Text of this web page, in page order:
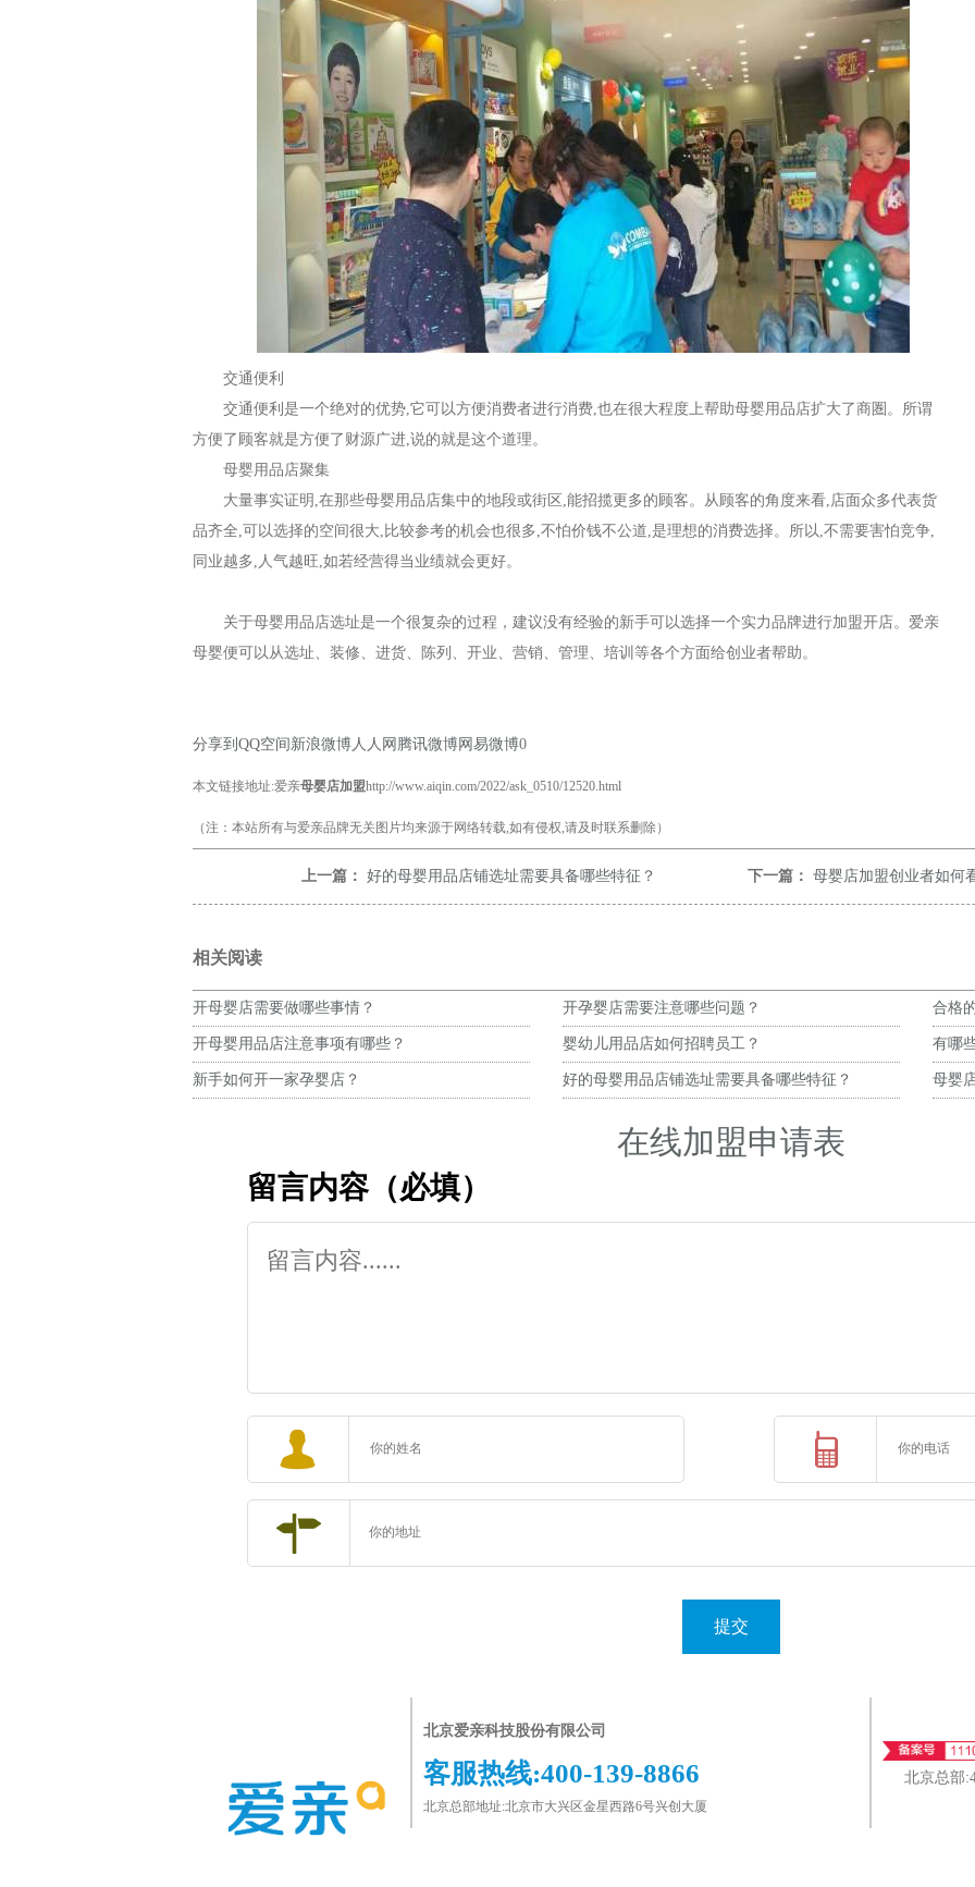
交通便利
交通便利是一个绝对的优势,它可以方便消费者进行消费,也在很大程度上帮助母婴用品店扩大了商圏。所谓
方便了顾客就是方便了财源广进,说的就是这个道理。
母婴用品店聚集
大量事实证明 ,在那些母婴用品店集中的地段或街区 ,能招揽更多的顾客。从顾客的角度来看,店面众多代表货
品齐全,可以选择的空间很大, 比较参考的机会也很多,不怕价钱不公道,是理想的消费选择。所以,不需要害怕竞争,
同业越多, 人气越旺,如若经营得当业绩就会更好。
关于母婴用品店选址是一个很复杂的过程，建议没有经验的新手可以选择一个实力品牌进行加盟开店。爱亲
母婴便可以从选址、装修、进货、陈列、开业、营销、管理、培训等各个方面给创业者帮助。
分享到 QQ空间 新浪微博人人网 腾讯微博网易微博0
本文链接地址:爱亲母婴店加盟http://www.aiqin.com/2022/ask_0510/12520.html
（注：本站所有与爱亲品牌无关图片均来源于网络转载,如有侵权,请及时联系删除）
上一篇： 好的母婴用品店铺选址需要具备哪些特征？ 下一篇： 母婴店加盟创业者如何
相关阅读
开母婴店需要做哪些事情？ 开孕婴店需要注意哪些问题？ 合格
开母婴用品店注意事项有哪些？ 婴幼儿用品店如何招聘员工？ 有哪
新手如何开一家孕婴店？ 好的母婴用品店铺选址需要具备哪些特征？ 母婴
在线加盟申请表
留言内容（必填）
提交
北京爱亲科技股份有限公司
客服热线:400-139-8866
北京总部地址:北京市大兴区金星西路6号兴创大厦
北京总部: